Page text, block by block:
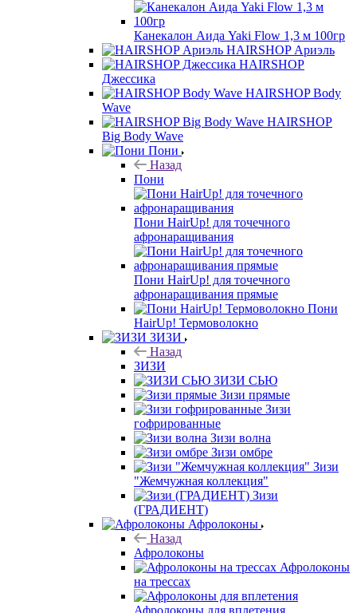
Канекалон Аида Yaki Flow 1,3 м 100гр
HAIRSHOP Ариэль
HAIRSHOP
Джессика
HAIRSHOP Body
Wave
HAIRSHOP
Big Body Wave
Пони
Назад
Пони
Пони HairUp! для точечного
афронаращивания
Пони HairUp! для точечного
афронаращивания прямые
Пони
HairUp! Термоволокно
ЗИЗИ
Назад
ЗИЗИ
ЗИЗИ СЬЮ
Зизи прямые
Зизи
гофрированные
Зизи волна
Зизи омбре
Зизи
"Жемчужная коллекция"
Зизи
(ГРАДИЕНТ)
Афролоконы
Назад
Афролоконы
Афролоконы
на трессах
Афролоконы для вплетения